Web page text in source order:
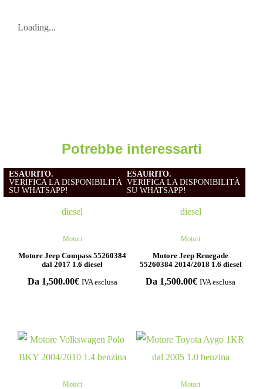
Loading...
Potrebbe interessarti
Motori
ESAURITO.
VERIFICA LA DISPONIBILITÀ
SU WHATSAPP!
Motore Jeep Compass 55260384
dal 2017 1.6 diesel
Da 1,500.00€ IVA esclusa
Motori
ESAURITO.
VERIFICA LA DISPONIBILITÀ
SU WHATSAPP!
Motore Jeep Renegade
55260384 2014/2018 1.6 diesel
Da 1,500.00€ IVA esclusa
Motori Motori